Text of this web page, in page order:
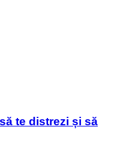
te distrezi și să